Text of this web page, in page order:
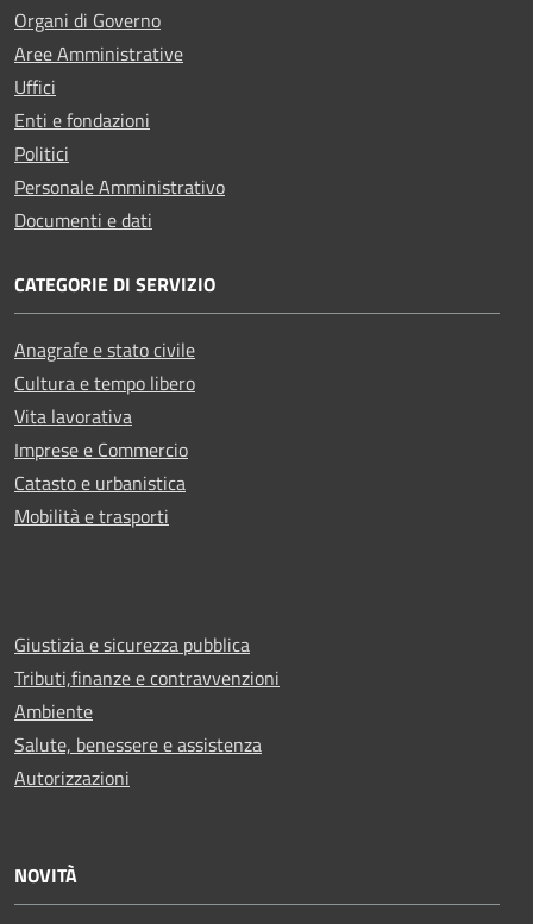
Organi di Governo
Aree Amministrative
Uffici
Enti e fondazioni
Politici
Personale Amministrativo
Documenti e dati
CATEGORIE DI SERVIZIO
Anagrafe e stato civile
Cultura e tempo libero
Vita lavorativa
Imprese e Commercio
Catasto e urbanistica
Mobilità e trasporti
Giustizia e sicurezza pubblica
Tributi,finanze e contravvenzioni
Ambiente
Salute, benessere e assistenza
Autorizzazioni
NOVITÀ